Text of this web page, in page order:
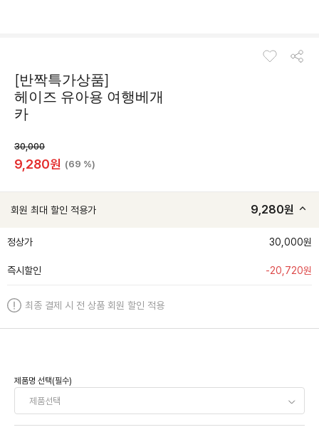
[반짝특가상품]
헤이즈 유아용 여행베개
카
30,000
9,280원 (69 %)
회원 최대 할인 적용가 9,280원
정상가 30,000원
즉시할인 -20,720원
최종 결제 시 전 상품 회원 할인 적용
제품명 선택(필수)